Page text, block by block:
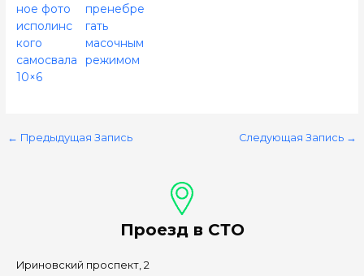
ное фото
исполинс
кого
самосвала
10×6
пренебре
гать
масочным
режимом
← Предыдущая Запись Следующая Запись →
Проезд в СТО
Ириновский проспект, 2